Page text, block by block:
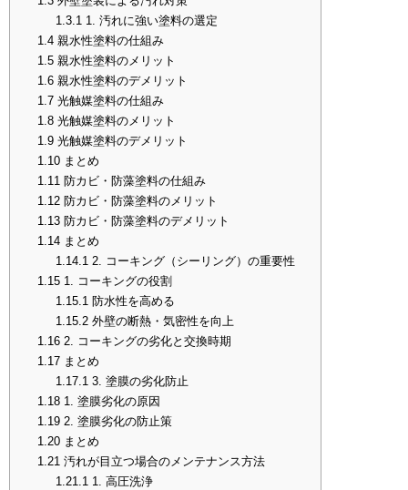
1.3.11. 汚れに強い塗料の選定
1.4親水性塗料の仕組み
1.5親水性塗料のメリット
1.6親水性塗料のデメリット
1.7光触媒塗料の仕組み
1.8光触媒塗料のメリット
1.9光触媒塗料のデメリット
1.10まとめ
1.11防カビ・防藻塗料の仕組み
1.12防カビ・防藻塗料のメリット
1.13防カビ・防藻塗料のデメリット
1.14まとめ
1.14.12. コーキング（シーリング）の重要性
1.151. コーキングの役割
1.15.1防水性を高める
1.15.2外壁の断熱・気密性を向上
1.162. コーキングの劣化と交換時期
1.17まとめ
1.17.13. 塗膜の劣化防止
1.181. 塗膜劣化の原因
1.192. 塗膜劣化の防止策
1.20まとめ
1.21汚れが目立つ場合のメンテナンス方法
1.21.11. 高圧洗浄